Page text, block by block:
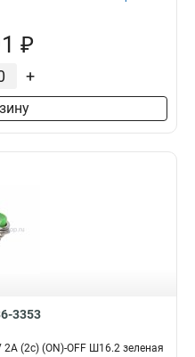
₽
+
3353
(2с) (ON)-OFF Ш16.2 зеленая